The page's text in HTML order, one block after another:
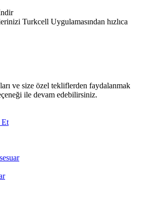
Turkcell Uygulamasından hızlıca
ve size özel tekliflerden faydalanmak
ile devam edebilirsiniz.
Et